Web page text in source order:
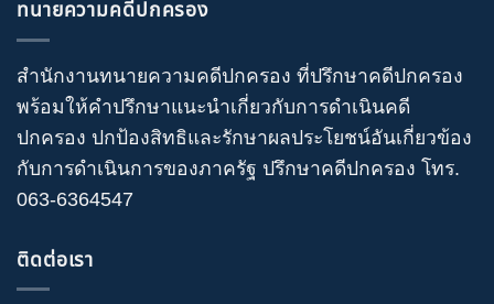
ทนายความคดีปกครอง
สำนักงานทนายความคดีปกครอง ที่ปรึกษาคดีปกครอง
พร้อมให้คำปรึกษาแนะนำเกี่ยวกับการดำเนินคดี
ปกครอง ปกป้องสิทธิและรักษาผลประโยชน์อันเกี่ยวข้อง
กับการดำเนินการของภาครัฐ ปรึกษาคดีปกครอง โทร.
063-6364547
ติดต่อเรา